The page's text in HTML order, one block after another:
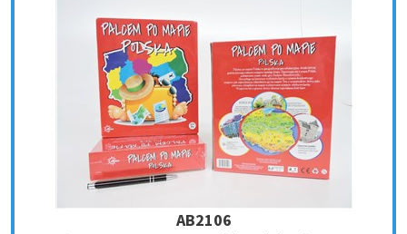
AB2106